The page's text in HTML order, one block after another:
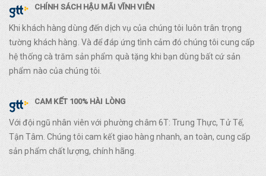
CHÍNH SÁCH HẬU MÃI VĨNH VIỄN
Khi khách hàng dùng đến dịch vụ của chúng tôi luôn trân trọng
tường khách hàng. Và để đáp ứng tình cảm đó chúng tôi cung cấp
hệ thống cà trăm sản phẩm quà tặng khi bạn dùng bất cứ sản
phẩm nào của chúng tôi.
CAM KẾT 100% HÀI LÒNG
Với đội ngũ nhân viên với phường châm 6T: Trung Thực, Tử Tế,
Tận Tâm. Chúng tôi cam kết giao hàng nhanh, an toàn, cung cấp
sản phẩm chất lượng, chính hãng.